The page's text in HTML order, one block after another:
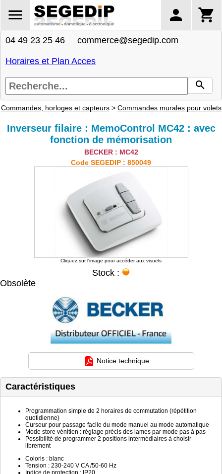
04 49 23 25 46 commerce@segedip.com
Horaires et Plan Acces
Commandes, horloges et capteurs> Commandes murales pour volets
Inverseur filaire : MemoControl MC42 : avec
fonction de mémorisation
BECKER : MC42
Code SEGEDIP : 850049
Cliquez sur l'image pour accéder aux visuels
Stock :
Obsolète
Notice technique
Caractéristiques
Programmation simple de 2 horaires de commutation (répétition
quotidienne)
Curseur pour passage facile du mode manuel au mode automatique
Mode store vénitien : réglage précis des lames par mode pas à pas
Possibilité de programmer 2 positions intermédiaires à choisir
librement
Coloris : blanc
Tension : 230-240 V CA /50-60 Hz
Indice de protection : IP20